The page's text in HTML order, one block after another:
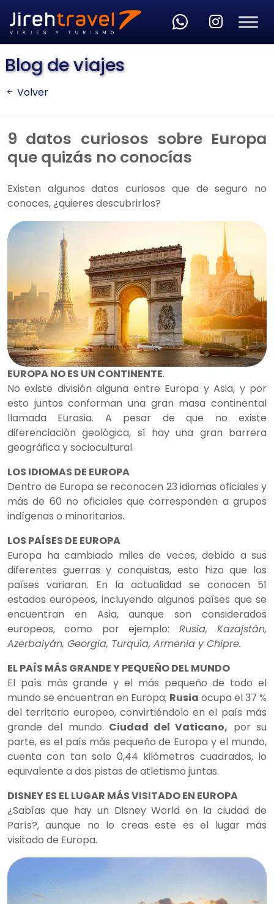
Blog de viajes
Volver
9 datos curiosos sobre Europa
que quizás no conocías
Existen algunos datos curiosos que de seguro no
conoces, ¿quieres descubrirlos?
EUROPA NO ES UN CONTINENTE.
No existe división alguna entre Europa y Asia, y por
esto juntos conforman una gran masa continental
llamada Eurasia. A pesar de que no existe
diferenciación geológica, sí hay una gran barrera
geográfica y sociocultural.
LOS IDIOMAS DE EUROPA
Dentro de Europa se reconocen 23 idiomas oficiales y
más de 60 no oficiales que corresponden a grupos
indígenas o minoritarios.
LOS PAÍSES DE EUROPA
Europa ha cambiado miles de veces, debido a sus
diferentes guerras y conquistas, esto hizo que los
países variaran. En la actualidad se conocen 51
estados europeos, incluyendo algunos países que se
encuentran en Asia, aunque son considerados
europeos, como por ejemplo: Rusia, Kazajstán,
Azerbaiyán, Georgia, Turquía, Armenia y Chipre.
EL PAÍS MÁS GRANDE Y PEQUEÑO DEL MUNDO
El país más grande y el más pequeño de todo el
mundo se encuentran en Europa; Rusia ocupa el 37 %
del territorio europeo, convirtiéndolo en el país más
grande del mundo. Ciudad del Vaticano, por su
parte, es el país más pequeño de Europa y el mundo,
cuenta con tan solo 0,44 kilómetros cuadrados, lo
equivalente a dos pistas de atletismo juntas.
DISNEY ES EL LUGAR MÁS VISITADO EN EUROPA
¿Sabías que hay un Disney World en la ciudad de
París?, aunque no lo creas este es el lugar más
visitado de Europa.